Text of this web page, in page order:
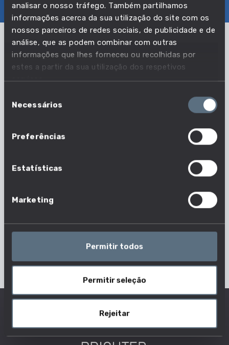
analisar o nosso tráfego. Também partilhamos
informações acerca da sua utilização do site com os
nossos parceiros de redes sociais, de publicidade e de
análise, que as podem combinar com outras
informações que lhes forneceu ou recolhidas por
estes a partir da sua utilização dos respetivos
serviços.
deNecessários
Preferências
Estatísticas
Marketing
Permitir todos
Permitir seleção
Rejeitar
EDUCAÇÃO E COMPETÊNCIASTRANSIÇÕES
Pertencente à profissão:
VER PROFISSÃO
Os operadores de escavadora utilizam
escavadoras para cavar a terra ou outros materiais
para a sua remoção. Participam em vários projetos,
de furos, fundações e valas.